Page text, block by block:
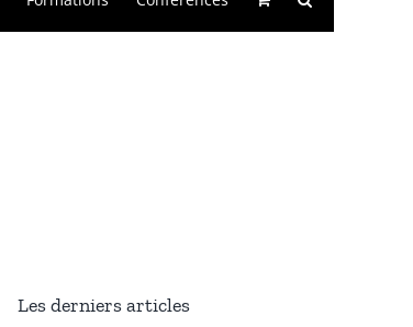
Les derniers articles